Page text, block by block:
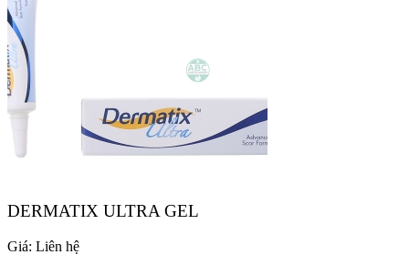
DERMATIX ULTRA GEL
Giá: Liên hệ